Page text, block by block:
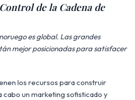
de la Cadena de
es global. Las grandes
mejor posicionadas para satisfacer
los recursos para construir
cabo un marketing sofisticado y